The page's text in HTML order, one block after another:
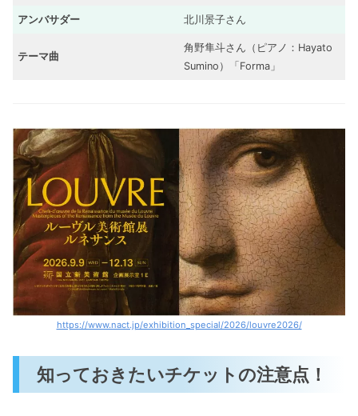
アンバサダー 北川景子さん
テーマ曲
角野隼斗さん（ピアノ：Hayato
Sumino）「Forma」
https://www.nact.jp/exhibition_special/2026/louvre2026/
知っておきたいチケットの注意点！